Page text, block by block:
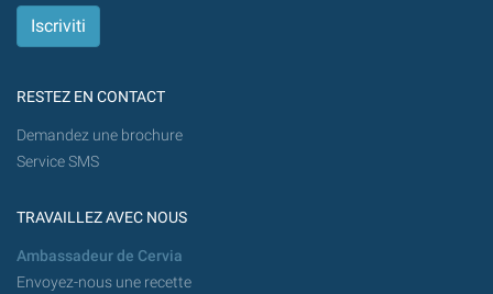
RESTEZ EN CONTACT
Demandez une brochure
Service SMS
TRAVAILLEZ AVEC NOUS
Ambassadeur de Cervia
Envoyez-nous une recette